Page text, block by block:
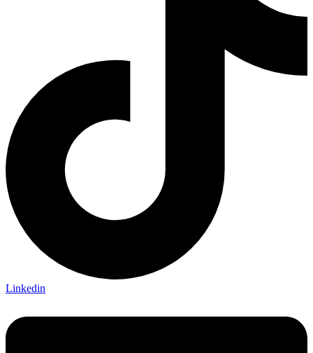
Linkedin